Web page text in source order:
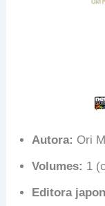
Autora: Ori
Volumes: 1
Editora